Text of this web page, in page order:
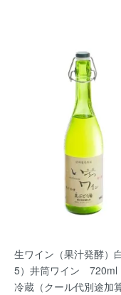
生ワイン（果汁発酵）
5）井筒ワイン
冷蔵（クール代別途加